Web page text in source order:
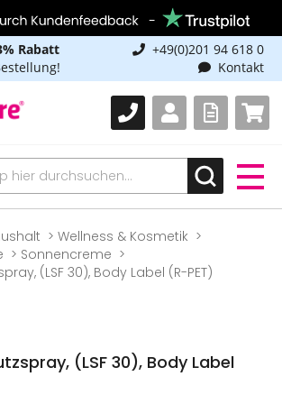
Rabatt
+49(0)201 94 618 0
Kontakt
Wellness & Kosmetik
Sonnencreme
(LSF 30), Body Label (R-PET)
(LSF 30), Body Label